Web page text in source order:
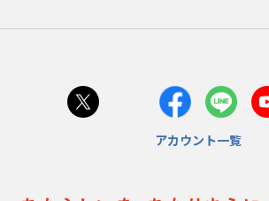
アカウント一覧